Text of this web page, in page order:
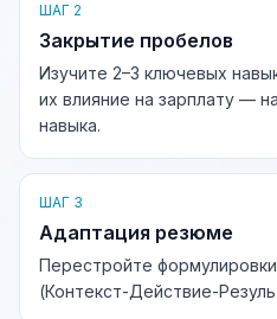
ШАГ 2
Закрытие пробелов
Изучите 2–3 ключевых
их влияние на зарплату —
навыка.
ШАГ 3
Адаптация резюме
Перестройте
(Контекст-Действие-